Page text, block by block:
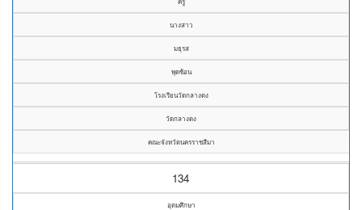
นางสาว
มธุรส
พุดซ้อน
โรงเรียนวัดกลางดง
วัดกลางดง
คณะจังหวัดนครราชสีมา
134
อุดมศึกษา